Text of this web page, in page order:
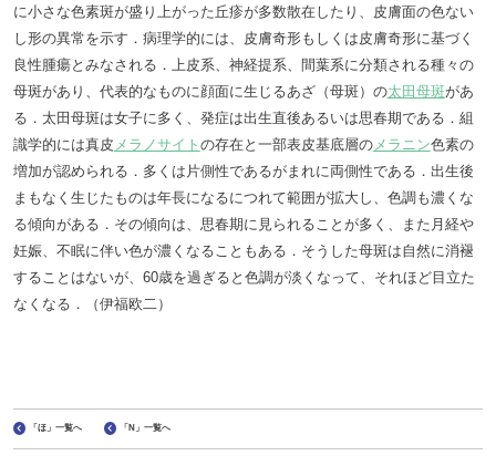
に小さな色素斑が盛り上がった丘疹が多数散在したり、皮膚面の色ない
し形の異常を示す．病理学的には、皮膚奇形もしくは皮膚奇形に基づく
良性腫瘍とみなされる．上皮系、神経提系、間葉系に分類される種々の
母斑があり、代表的なものに顔面に生じるあざ（母斑）の太田母斑があ
る．太田母斑は女子に多く、発症は出生直後あるいは思春期である．組
識学的には真皮 メラノサイト の存在と一部表皮基底層のメラニン色素の
増加が認められる．多くは片側性であるがまれに両側性である．出生後
まもなく生じたものは年長になるにつれて範囲が拡大し、色調も濃くな
る傾向がある．その傾向は、思春期に見られることが多く、また月経や
妊娠、不眠に伴い色が濃くなることもある．そうした母斑は自然に消褪
することはないが、60歳を過ぎると色調が淡くなって、それほど目立た
なくなる．（伊福欧二）
「ほ」一覧へ 「N」一覧へ